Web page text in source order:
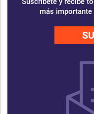
más importante